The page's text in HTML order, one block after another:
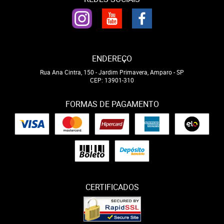
ENDEREÇO
Rua Ana Cintra, 150 -Jardim Primavera, Amparo-SP
CEP: 13901-310
FORMAS DE PAGAMENTO
CERTIFICADOS